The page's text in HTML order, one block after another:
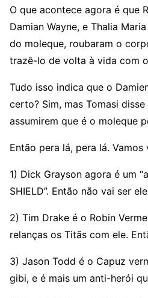
O que acontece agora é que
Damian Wayne, e Thalia
do moleque, roubaram o
trazê-lo de volta à vida com
Tudo isso indica que o
certo? Sim, mas Tomasi
assumirem que é o moleque
Então pera lá, pera lá.
1) Dick Grayson agora é um
SHIELD”. Então não vai ser
2) Tim Drake é o Robin
relanças os Titãs com ele.
3) Jason Todd é o Capuz
gibi, e é mais um anti-herói